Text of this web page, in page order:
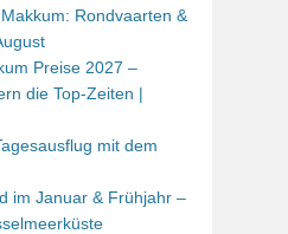
Rondvaarten &
Preise 2027 –
die Top-Zeiten |
mit dem
im Januar & Frühjahr –